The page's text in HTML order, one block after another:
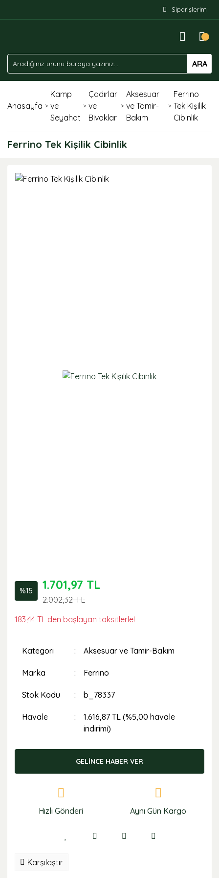
Siparişlerim
ARA
Anasayfa
Kamp
ve
Seyahat
Çadırlar
ve
Bivaklar
Aksesuar
ve Tamir-
Bakım
Ferrino
Tek Kişilik
Cibinlik
Ferrino Tek Kişilik Cibinlik
%15 1.701,97 TL
2.002,32 TL
183,44 TL den başlayan taksitlerle!
Kategori Aksesuar ve Tamir-Bakım
Marka Ferrino
Stok Kodu b_78337
Havale
1.616,87 TL (%5,00 havale
indirimi)
GELİNCE HABER VER
Hızlı Gönderi Aynı Gün Kargo
Karşılaştır